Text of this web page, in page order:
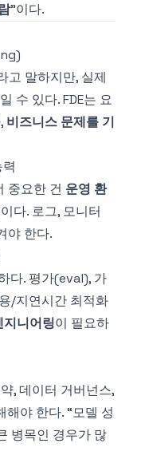
”이다.
고 말하지만, 실제
수 있다. FDE는 요
비즈니스 문제를 기
중요한 건 운영 환
이다. 로그, 모니터
야 한다.
다. 평가(eval), 가
/지연시간 최적화
니어링이 필요하
, 데이터 거버넌스,
야 한다. “모델 성
병목인 경우가 많